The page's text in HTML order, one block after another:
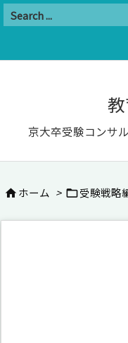
京大卒受験コンサ
 ホーム > 受験戦略